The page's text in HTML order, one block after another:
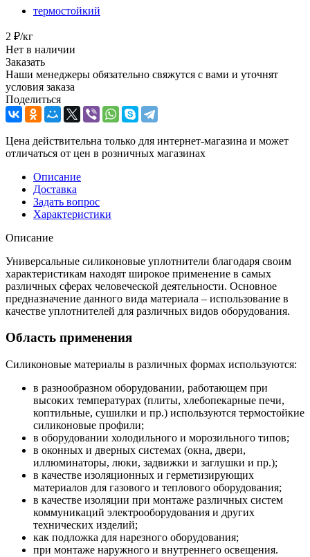
термостойкий
2 ₽/кг
Нет в наличии
Заказать
Наши менеджеры обязательно свяжутся с вами и уточнят
условия заказа
Поделиться
Цена действительна только для интернет-магазина и может
отличаться от цен в розничных магазинах
Описание
Доставка
Задать вопрос
Характеристики
Описание
Универсальные силиконовые уплотнители благодаря своим
характеристикам находят широкое применение в самых
различных сферах человеческой деятельности. Основное
предназначение данного вида материала – использование в
качестве уплотнителей для различных видов оборудования.
Область применения
Силиконовые материалы в различных формах используются:
в разнообразном оборудовании, работающем при
высоких температурах (плиты, хлебопекарные печи,
коптильные, сушилки и пр.) используются термостойкие
силиконовые профили;
в оборудовании холодильного и морозильного типов;
в оконных и дверных системах (окна, двери,
иллюминаторы, люки, задвижки и заглушки и пр.);
в качестве изоляционных и герметизирующих
материалов для газового и теплового оборудования;
в качестве изоляции при монтаже различных систем
коммуникаций электрооборудования и других
технических изделий;
как подложка для нарезного оборудования;
при монтаже наружного и внутреннего освещения.